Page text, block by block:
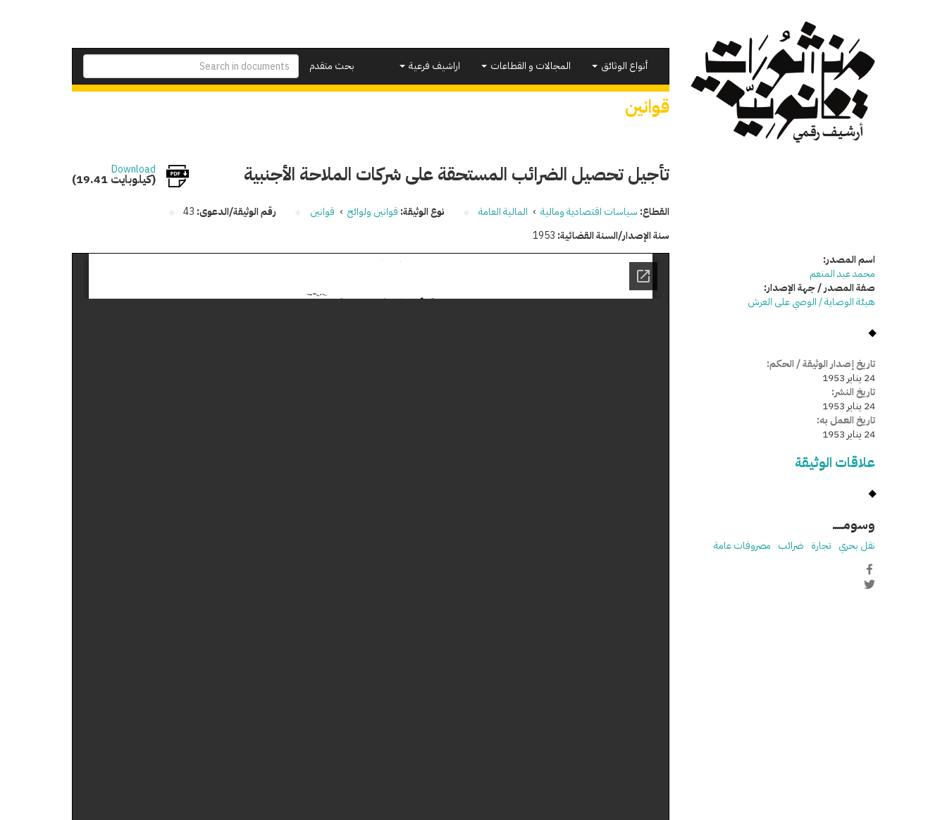
بحث متقدم
أنواع الوثائق المجالات و القطاعات اراشيف فرعية
قوانين
تأجيل تحصيل الضرائب المستحقة على شركات الملاحة الأجنبية Download
(19.41 كيلوبايت)
القطاع: سياسات اقتصادية ومالية › المالية العامة نوع الوثيقة: قوانين ولوائح › قوانين رقم الوثيقة/الدعوى: 43
سنة الإصدار/السنة القضائية: 1953
اسم المصدر:
محمد عبد المنعم
صفة المصدر / جهة الإصدار:
هيئة الوصاية / الوصي على العرش
تاريخ إصدار الوثيقة / الحكم:
24 يناير 1953
تاريخ النشر:
24 يناير 1953
تاريخ العمل به:
24 يناير 1953
علاقات الوثيقة
وسومـــــ
نقل بحري تجارة ضرائب مصروفات عامة